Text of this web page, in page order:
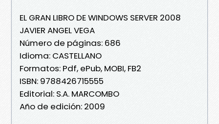
EL GRAN LIBRO DE WINDOWS SERVER 2008
JAVIER ANGEL VEGA
Número de páginas: 686
Idioma: CASTELLANO
Formatos: Pdf, ePub, MOBI, FB2
ISBN: 9788426715555
Editorial: S.A. MARCOMBO
Año de edición: 2009